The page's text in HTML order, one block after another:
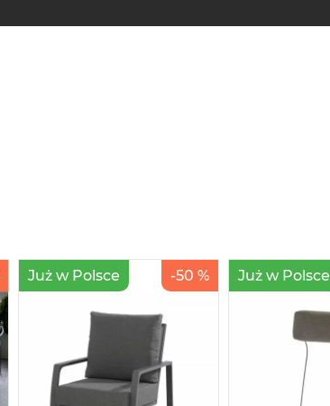
Już w Polsce -50 % Już w Polsce